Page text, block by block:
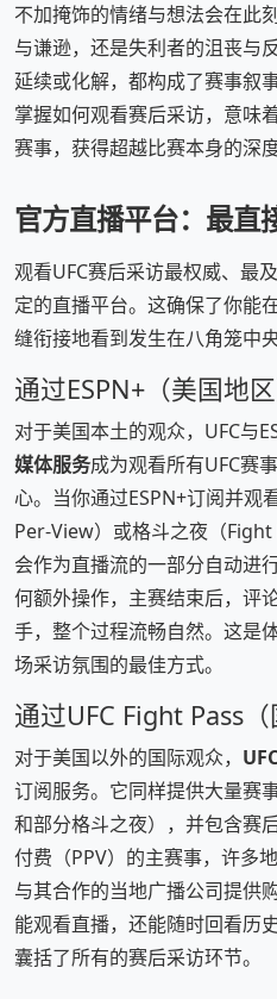
不加掩饰的情绪与想法会在此
与谦逊，还是失利者的沮丧与
延续或化解，都构成了赛事叙
掌握如何观看赛后采访，意味
赛事，获得超越比赛本身的深度
官方直播平台：最直
观看UFC赛后采访最权威、最
定的直播平台。这确保了你能
缝衔接地看到发生在八角笼中
通过ESPN+（美国地区
对于美国本土的观众，UFC与
媒体服务成为观看所有UFC赛
心。当你通过ESPN+订阅并观
Per-View）或格斗之夜（
会作为直播流的一部分自动进
何额外操作，主赛结束后，评
手，整个过程流畅自然。这是
场采访氛围的最佳方式。
通过UFC Fight Pass（
对于美国以外的国际观众，
订阅服务。它同样提供大量赛
和部分格斗之夜），并包含赛
付费（PPV）的主赛事，许多
与其合作的当地广播公司提供
能观看直播，还能随时回看历
囊括了所有的赛后采访环节。